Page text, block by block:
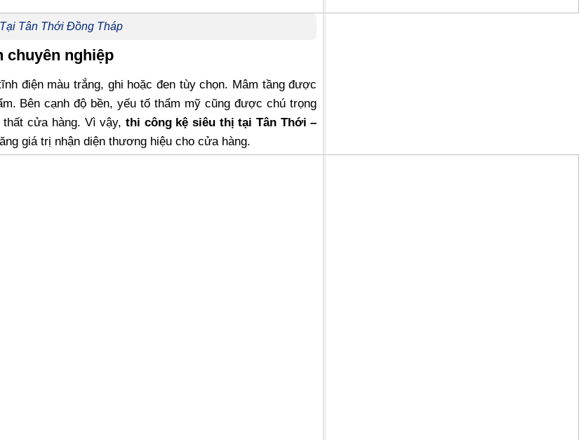
Tân Thới Đồng Tháp
chuyên nghiệp
điện màu trắng, ghi hoặc đen tùy chọn. Mâm tầng được
Bên cạnh độ bền, yếu tố thẩm mỹ cũng được chú trọng
cửa hàng. Vì vậy, thi công kệ siêu thị tại Tân Thới –
giá trị nhận diện thương hiệu cho cửa hàng.